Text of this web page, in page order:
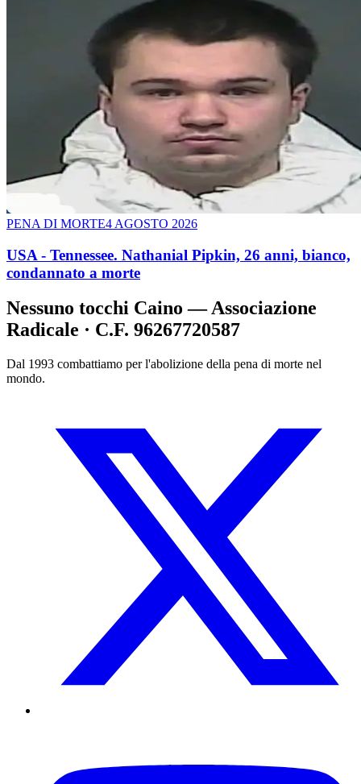
PENA DI MORTE4 AGOSTO 2026
USA - Tennessee. Nathanial Pipkin, 26 anni, bianco,
condannato a morte
Nessuno tocchi Caino — Associazione
Radicale · C.F. 96267720587
Dal 1993 combattiamo per l'abolizione della pena di morte nel
mondo.